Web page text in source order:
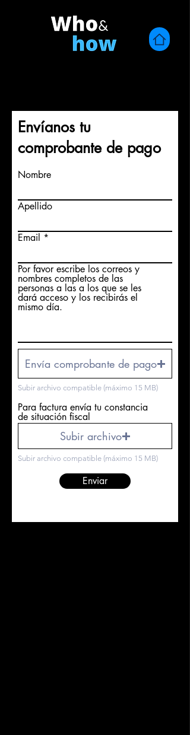
Envíanos tu
comprobante de pago
Nombre
Apellido
Email
Por favor escribe los correos y
nombres completos de las
personas a las a los que se les
dará acceso y los recibirás el
mismo día.
Envía comprobante de pago
Subir archivo compatible (máximo 15 MB)
Para factura envía tu constancia
de situación fiscal
Subir archivo
Subir archivo compatible (máximo 15 MB)
Enviar